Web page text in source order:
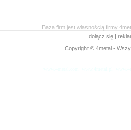
Baza firm jest własnością firmy
dołącz się |
Copyright © 4metal -